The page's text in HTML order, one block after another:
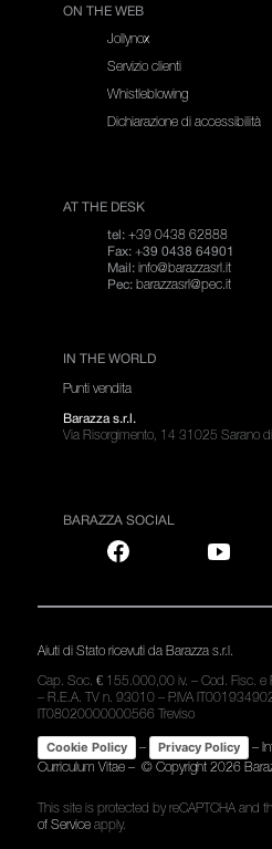
ON THE WEB
Jollynox
Servizio clienti
Whistleblowing
Dichiarazione di accessibilità
AT THE DESK
tel: +39 0438 62888
Fax: +39 0438 64901
Mail: info@barazzasrl.it
Pec: barazzasrl@pec.it
IN THE WORLD
Punti vendita
Barazza s.r.l.
Via Risorgimento, 14 31025 Sarano
BARAZZA SOCIAL
Aiuti di Stato ricevuti da Barazza s.r.l.
Cap. Soc. € 155.000,00 iv. – Cod. Fisc.
– R.E.A. TV n. 93010 – P.IVA
IT08020000000566 Treviso
Cookie Policy – Privacy Policy –
Curriculum Vitae – © Copyright 2026
This site is protected by reCAPTCHA and
of Service apply.